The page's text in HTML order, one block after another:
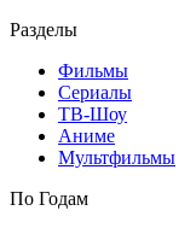
Разделы
Фильмы
Сериалы
ТВ-Шоу
Аниме
Мультфильмы
По Годам